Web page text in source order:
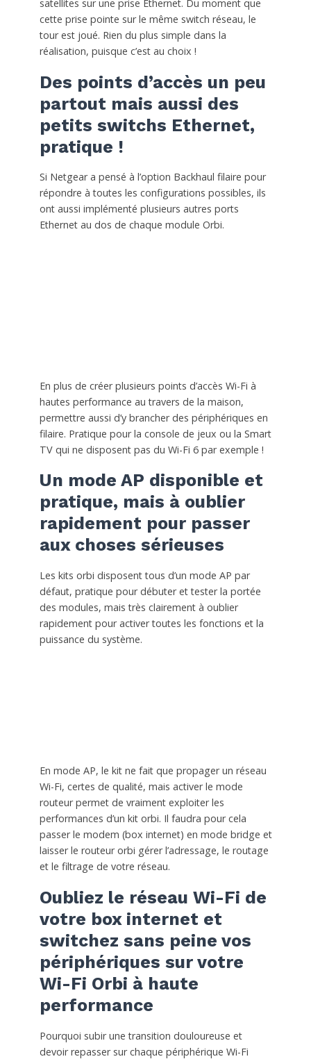
satellites sur une prise Ethernet. Du moment que
cette prise pointe sur le même switch réseau, le
tour est joué. Rien du plus simple dans la
réalisation, puisque c’est au choix !
Des points d’accès un peu
partout mais aussi des
petits switchs Ethernet,
pratique !
Si Netgear a pensé à l’option Backhaul filaire pour
répondre à toutes les configurations possibles, ils
ont aussi implémenté plusieurs autres ports
Ethernet au dos de chaque module Orbi.
En plus de créer plusieurs points d’accès Wi-Fi à
hautes performance au travers de la maison,
permettre aussi d’y brancher des périphériques en
filaire. Pratique pour la console de jeux ou la Smart
TV qui ne disposent pas du Wi-Fi 6 par exemple !
Un mode AP disponible et
pratique, mais à oublier
rapidement pour passer
aux choses sérieuses
Les kits orbi disposent tous d’un mode AP par
défaut, pratique pour débuter et tester la portée
des modules, mais très clairement à oublier
rapidement pour activer toutes les fonctions et la
puissance du système.
En mode AP, le kit ne fait que propager un réseau
Wi-Fi, certes de qualité, mais activer le mode
routeur permet de vraiment exploiter les
performances d’un kit orbi. Il faudra pour cela
passer le modem (box internet) en mode bridge et
laisser le routeur orbi gérer l’adressage, le routage
et le filtrage de votre réseau.
Oubliez le réseau Wi-Fi de
votre box internet et
switchez sans peine vos
périphériques sur votre
Wi-Fi Orbi à haute
performance
Pourquoi subir une transition douloureuse et
devoir repasser sur chaque périphérique Wi-Fi